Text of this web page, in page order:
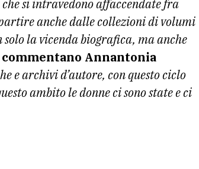
si intravedono affaccendate fra
anche dalle collezioni di volumi
la vicenda biografica, ma anche
commentano Annantonia
e archivi d’autore, con questo ciclo
ambito le donne ci sono state e ci